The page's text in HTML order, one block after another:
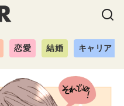
恋愛 結婚 キャリア